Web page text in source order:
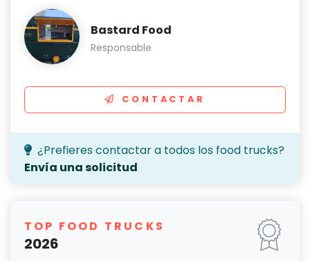
Bastard Food
Responsable
CONTACTAR
¿Prefieres contactar a todos los food trucks?
Envía una solicitud
TOP FOOD TRUCKS
2026